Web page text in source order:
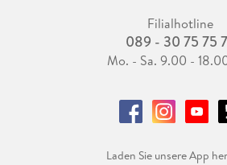
Filialhotline
089 - 30 75 75
Mo. - Sa. 9.00 -
Laden Sie unsere App